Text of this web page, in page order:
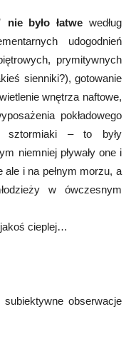
nie było łatwe według
udogodnień
prymitywnych
sienniki?), gotowanie
wnętrza naftowe,
pokładowego
sztormiaki – to były
niemniej pływały one i
i na pełnym morzu, a
w ówczesnym
jakoś cieplej…
obserwacje